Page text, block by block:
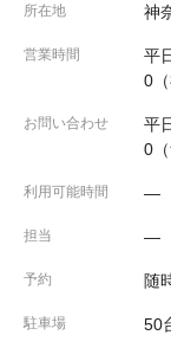
所在地 神
営業時間
平
0
お問い合わせ
平
0（
利用可能時間 ―
担当 ―
予約 随
駐車場 50